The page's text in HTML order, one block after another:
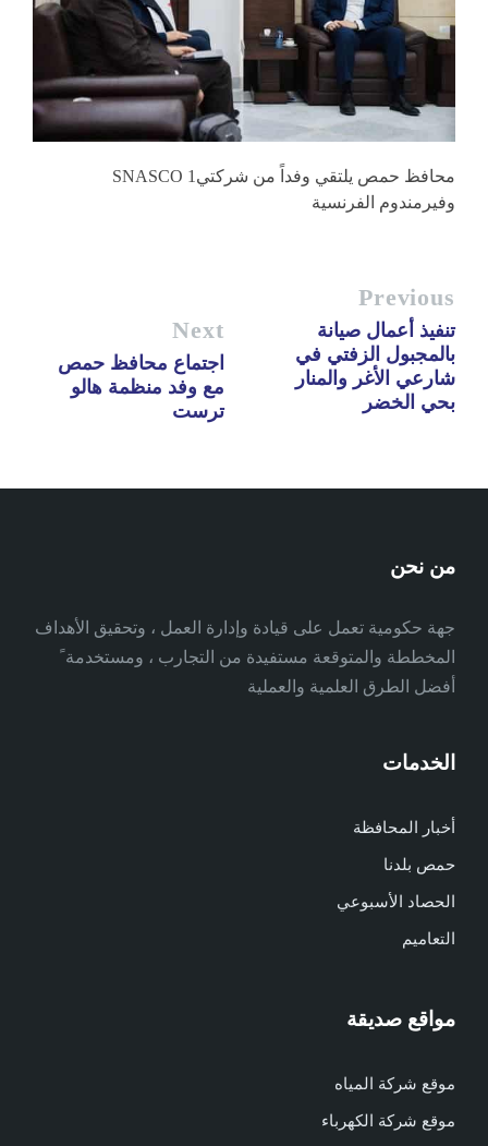
محافظ حمص يلتقي وفداً من شركتي1 SNASCO
وفيرمندوم الفرنسية
Previous
تنفيذ أعمال صيانة
بالمجبول الزفتي في
شارعي الأغر والمنار
بحي الخضر
Next
اجتماع محافظ حمص
مع وفد منظمة هالو
ترست
من نحن
جهة حكومية تعمل على قيادة وإدارة العمل ، وتحقيق الأهداف
المخططة والمتوقعة مستفيدة من التجارب ، ومستخدمة ً
أفضل الطرق العلمية والعملية
الخدمات
أخبار المحافظة
حمص بلدنا
الحصاد الأسبوعي
التعاميم
مواقع صديقة
موقع شركة المياه
موقع شركة الكهرباء